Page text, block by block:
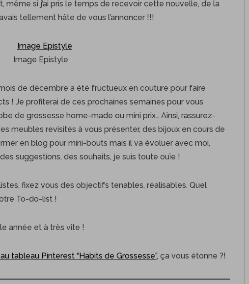
si j’ai pris le temps de recevoir cette nouvelle, de la
tellement hâte de vous l’annoncer !!!
Image Epistyle
de décembre a été fructueux en couture pour faire
! Je profiterai de ces prochaines semaines pour vous
de grossesse home-made ou mini prix… Ainsi, rassurez-
meubles revisités à vous présenter, des bijoux en cours de
en blog pour mini-bouts mais il va évoluer avec moi,
suggestions, des souhaits, je suis toute ouïe !
fixez vous des objectifs tenables, réalisables. Quel
To-do-list !
année et à très vite !
tableau Pinterest “Habits de Grossesse”, ça vous étonne ?!